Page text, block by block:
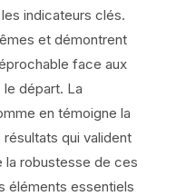
indicateurs clés.
et démontrent
face aux
départ. La
en témoigne la
qui valident
la robustesse de ces
éléments essentiels